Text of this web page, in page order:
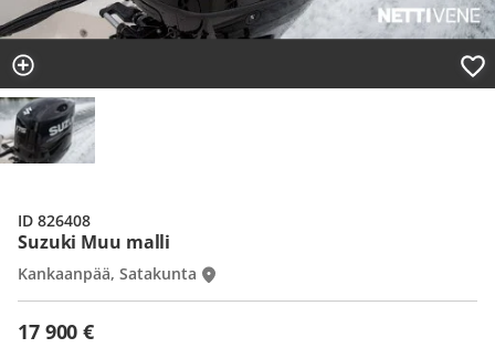
Suzuki Muu malli
17 900 €
Kankaanpää, Satakunta
ID 826408